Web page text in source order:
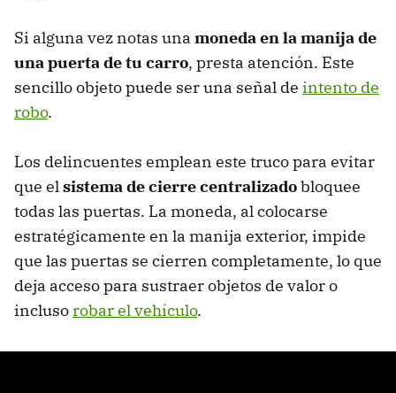
Si alguna vez notas una moneda en la manija de
una puerta de tu carro, presta atención. Este
sencillo objeto puede ser una señal de intento de
robo.
Los delincuentes emplean este truco para evitar
que elsistema de cierre centralizadobloquee
todas las puertas. La moneda, al colocarse
estratégicamente en la manija exterior, impide
que las puertas se cierren completamente, lo que
deja acceso para sustraer objetos de valor o
inclusorobar el vehículo.